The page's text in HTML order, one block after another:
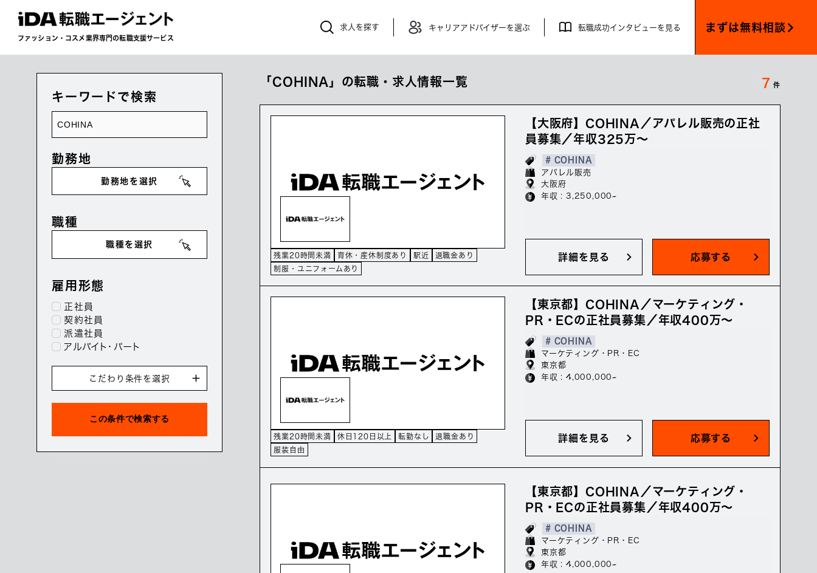
ファッション・コスメ業界専門の転職支援サービス
求人を探す キャリアアドバイザーを選ぶ 転職成功インタビューを見る まずは無料相談
キーワードで検索
勤務地
勤務地を選択
職種
職種を選択
雇用形態
正社員
契約社員
派遣社員
アルバイト・パート
こだわり条件を選択
「COHINA」の転職・求人情報一覧 7 件
残業20時間未満 育休・産休制度あり 駅近
退職金あり
制服・ユニフォームあり
【大阪府】COHINA／アパレル販売の正社
員募集／年収325万～
# COHINA
アパレル販売
大阪府
年収 : 3,250,000~
詳細を見る 応募する
残業20時間未満 休日120日以上 転勤なし
退職金あり
服装自由
【東京都】COHINA／マーケティング・
PR・ECの正社員募集／年収400万～
# COHINA
マーケティング・PR・EC
東京都
年収 : 4,000,000~
詳細を見る 応募する
【東京都】COHINA／マーケティング・
PR・ECの正社員募集／年収400万～
# COHINA
マーケティング・PR・EC
東京都
年収 : 4,000,000~